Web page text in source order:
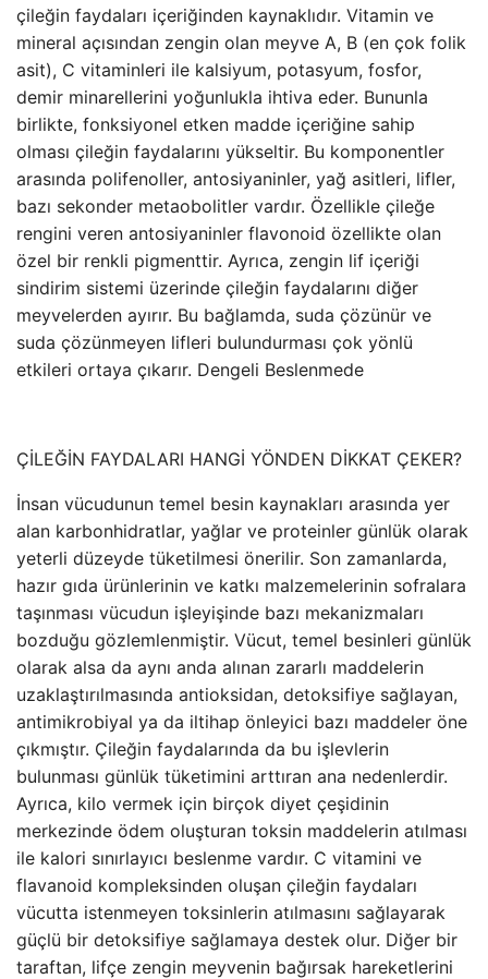
çileğin faydaları içeriğinden kaynaklıdır. Vitamin ve
mineral açısından zengin olan meyve A, B (en çok folik
asit), C vitaminleri ile kalsiyum, potasyum, fosfor,
demir minarellerini yoğunlukla ihtiva eder. Bununla
birlikte, fonksiyonel etken madde içeriğine sahip
olması çileğin faydalarını yükseltir. Bu komponentler
arasında polifenoller, antosiyaninler, yağ asitleri, lifler,
bazı sekonder metaobolitler vardır. Özellikle çileğe
rengini veren antosiyaninler flavonoid özellikte olan
özel bir renkli pigmenttir. Ayrıca, zengin lif içeriği
sindirim sistemi üzerinde çileğin faydalarını diğer
meyvelerden ayırır. Bu bağlamda, suda çözünür ve
suda çözünmeyen lifleri bulundurması çok yönlü
etkileri ortaya çıkarır. Dengeli Beslenmede
ÇİLEĞİN FAYDALARI HANGİ YÖNDEN DİKKAT ÇEKER?
İnsan vücudunun temel besin kaynakları arasında yer
alan karbonhidratlar, yağlar ve proteinler günlük olarak
yeterli düzeyde tüketilmesi önerilir. Son zamanlarda,
hazır gıda ürünlerinin ve katkı malzemelerinin sofralara
taşınması vücudun işleyişinde bazı mekanizmaları
bozduğu gözlemlenmiştir. Vücut, temel besinleri günlük
olarak alsa da aynı anda alınan zararlı maddelerin
uzaklaştırılmasında antioksidan, detoksifiye sağlayan,
antimikrobiyal ya da iltihap önleyici bazı maddeler öne
çıkmıştır. Çileğin faydalarında da bu işlevlerin
bulunması günlük tüketimini arttıran ana nedenlerdir.
Ayrıca, kilo vermek için birçok diyet çeşidinin
merkezinde ödem oluşturan toksin maddelerin atılması
ile kalori sınırlayıcı beslenme vardır. C vitamini ve
flavanoid kompleksinden oluşan çileğin faydaları
vücutta istenmeyen toksinlerin atılmasını sağlayarak
güçlü bir detoksifiye sağlamaya destek olur. Diğer bir
taraftan, lifçe zengin meyvenin bağırsak hareketlerini